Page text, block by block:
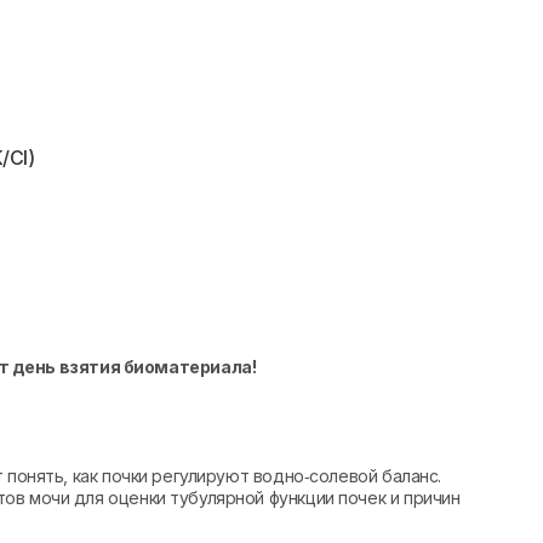
Cl)
день взятия биоматериала!
как почки регулируют водно‑солевой баланс.
мочи для оценки тубулярной функции почек и причин